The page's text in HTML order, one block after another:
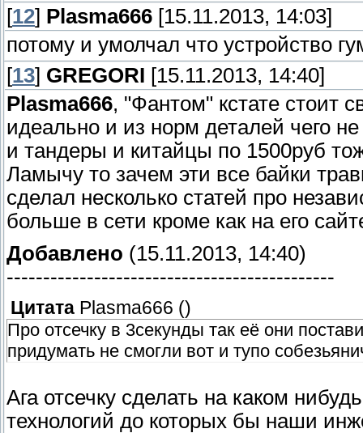
[12] Plasma666 [15.11.2013, 14:03]
потому и умолчал что устройство
[13] GREGORI [15.11.2013, 14:40]
Plasma666, "Фантом" кстате стоит
идеально и из норм деталей чего
и тандеры и китайцы по 1500руб
Ламычу то зачем эти все байки
сделал несколько статей про
больше в сети кроме как на его
Добавлено (15.11.2013, 14:40)
---------------------------------------------
Цитата Plasma666 ()
Про отсечку в 3секунды так её они
придумать не смогли вот и тупо
Ага отсечку сделать на каком
технологий до которых бы наши